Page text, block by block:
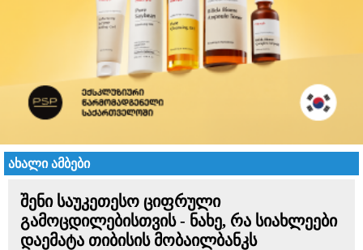
ახალი ამბები
შენი საუკეთესო ციფრული
გამოცდილებისთვის - ნახე, რა სიახლეები
დაემატა თიბისის მობაილბანკს